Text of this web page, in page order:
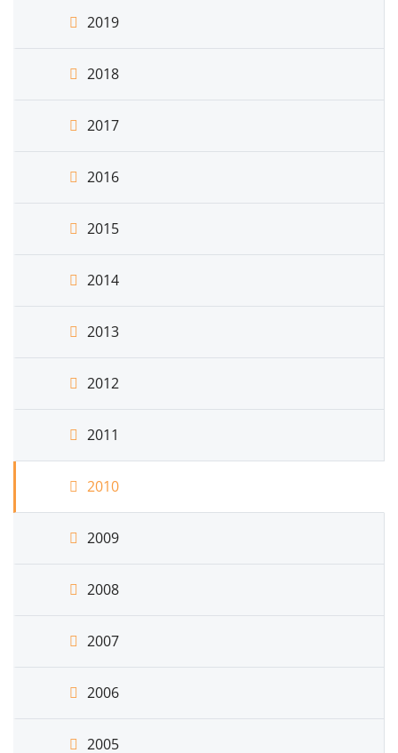
2019
2018
2017
2016
2015
2014
2013
2012
2011
2010
2009
2008
2007
2006
2005